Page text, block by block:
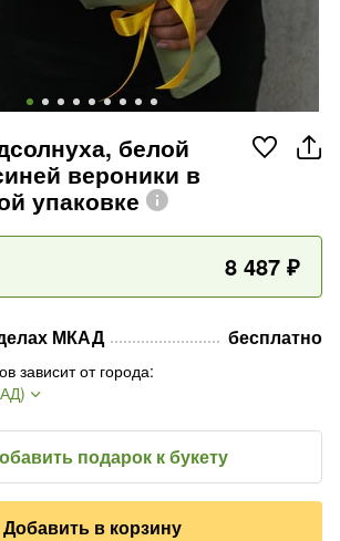
белой
вероники в
упаковке
8 487 ₽
МКАД бесплатно
зависит от города:
подарок к букету
Добавить в корзину